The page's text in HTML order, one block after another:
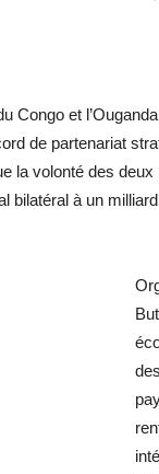
Congo et
de partenariat
la volonté des
bilatéral à un